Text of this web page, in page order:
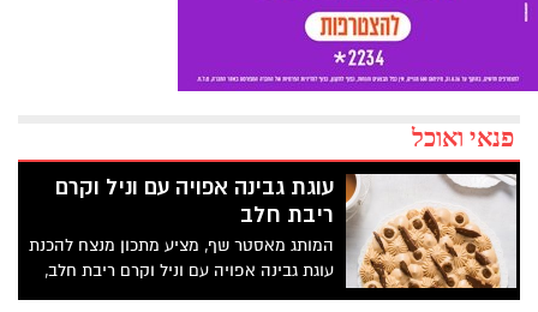
פנאי ואוכל
עוגת גבינה אפויה עם וניל וקרם
ריבת חלב
המותג מאסטר שף, מציע מתכון מנצח להכנת
עוגת גבינה אפויה עם וניל וקרם ריבת חלב,
המשאירה טעם של עוד....